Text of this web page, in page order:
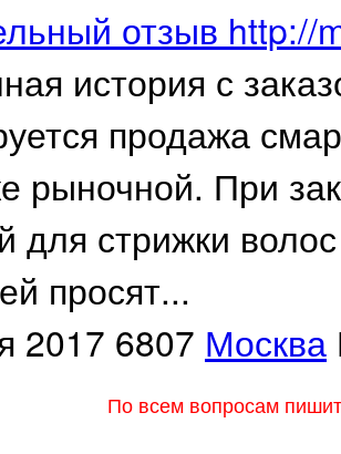
отзыв http://
история с
продажа
рыночной. При
для стрижки
просят...
2017 6807 Москва
По всем вопросам